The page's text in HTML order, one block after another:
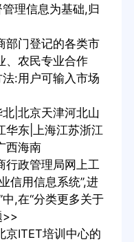
理信息为基础,归
部门登记的各类市
、农民专业合作
:用户可输入市场
|北京天津河北山
华东|上海江苏浙江
西海南
行政管理局网上工
信用信息系统”,进
,在“分类更多关于
>>
京ITET培训中心的